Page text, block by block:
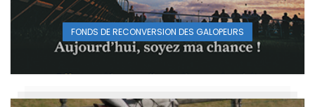
FONDS DE RECONVERSION DES GALOPEURS